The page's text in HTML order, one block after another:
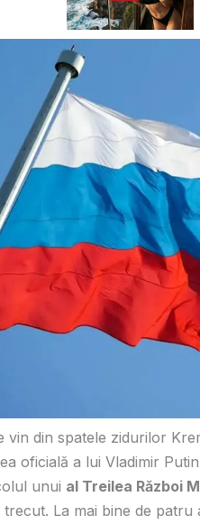
vin din spatele zidurilor
oficială a lui Vladimir
unui al Treilea Război
trecut. La mai bine de